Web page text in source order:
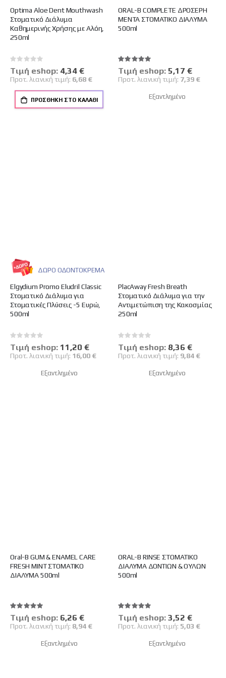
Optima Aloe Dent Mouthwash
Στοματικό Διάλυμα
Καθημερινής Χρήσης με Αλόη,
250ml
Rating:
0%
Tιμή eshop: Ειδική
Τιμή
4,34 €
Προτ. λιανική τιμή: 6,68 €
ΠΡΟΣΘΉΚΗ ΣΤΟ ΚΑΛΆΘΙ
ORAL-B COMPLETE ΔΡΟΣΕΡΗ
ΜΕΝΤΑ ΣΤΟΜΑΤΙΚΟ ΔΙΑΛΥΜΑ
500ml
Βαθμολογία:
100%
Tιμή eshop: Ειδική
Τιμή
5,17 €
Προτ. λιανική τιμή: 7,39 €
Εξαντλημένο
Elgydium Promo Eludril Classic
Στοματικό Διάλυμα για
Στοματικές Πλύσεις -5 Ευρώ,
500ml
ΔΩΡΟ ΟΔΟΝΤΟΚΡΕΜΑ
Rating:
0%
Tιμή eshop: Ειδική
Τιμή
11,20 €
Προτ. λιανική τιμή: 16,00 €
Εξαντλημένο
PlacAway Fresh Breath
Στοματικό Διάλυμα για την
Αντιμετώπιση της Κακοσμίας
250ml
Rating:
0%
Tιμή eshop: Ειδική
Τιμή
8,36 €
Προτ. λιανική τιμή: 9,84 €
Εξαντλημένο
Oral-B GUM & ENAMEL CARE
FRESH MINT ΣΤΟΜΑΤΙΚΟ
ΔΙΑΛΥΜΑ 500ml
Βαθμολογία:
100%
Tιμή eshop: Ειδική
Τιμή
6,26 €
Προτ. λιανική τιμή: 8,94 €
Εξαντλημένο
ORAL-B RINSE ΣΤΟMΑΤΙΚΟ
ΔΙΑΛΥΜΑ ΔΟΝΤΙΩΝ & ΟΥΛΩΝ
500ml
Βαθμολογία:
100%
Tιμή eshop: Ειδική
Τιμή
3,52 €
Προτ. λιανική τιμή: 5,03 €
Εξαντλημένο